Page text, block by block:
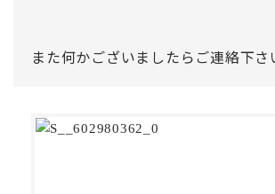
また何かございましたらご連絡下